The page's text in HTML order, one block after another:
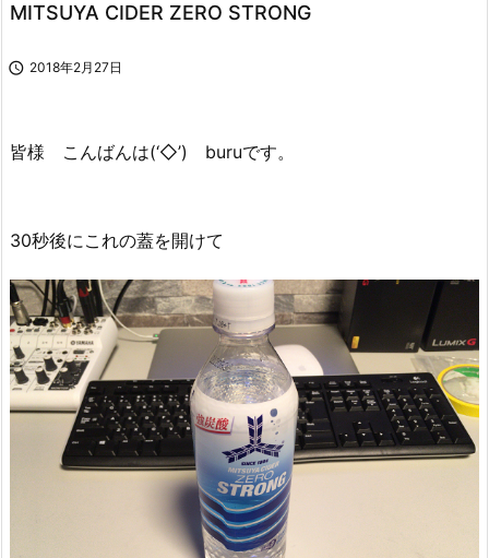
MITSUYA CIDER ZERO STRONG
 2018年2月27日
皆様 こんばんは(‘◇’)ゞburuです。
30秒後にこれの蓋を開けて